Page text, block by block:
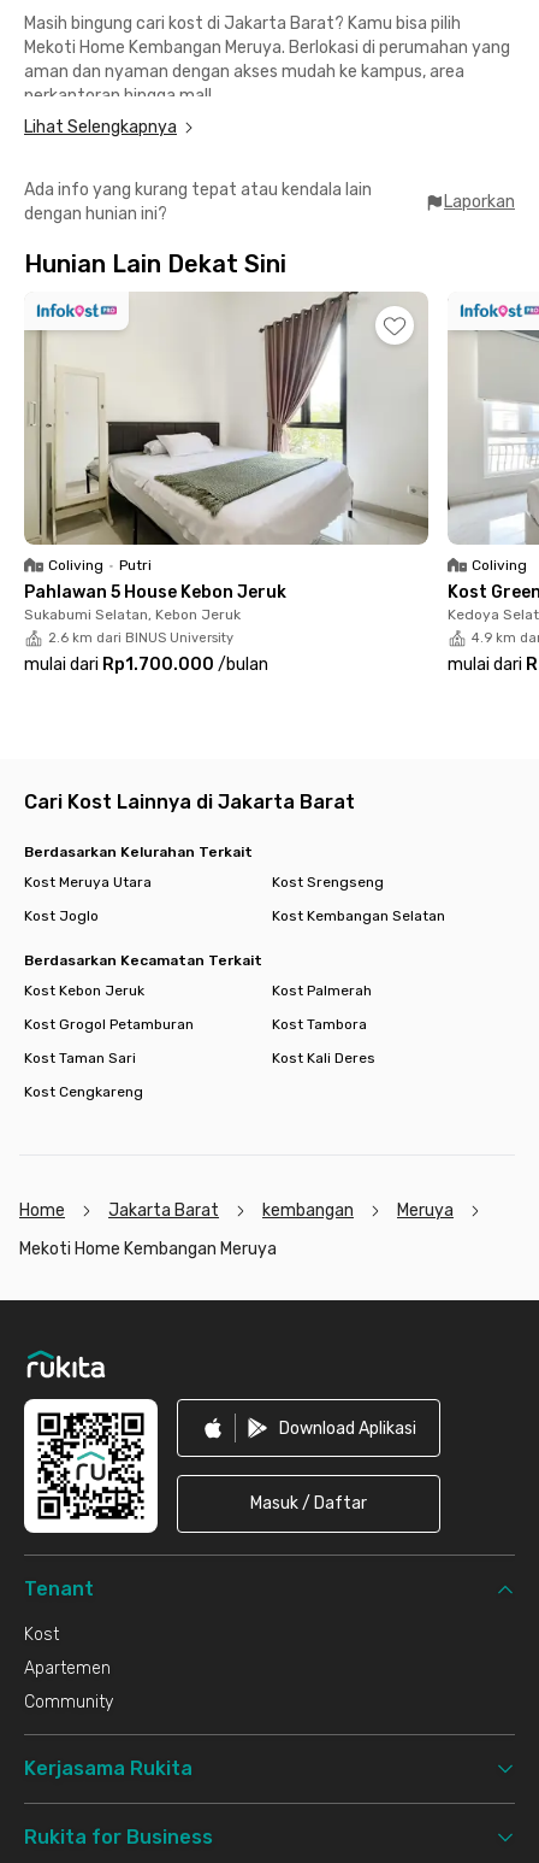
Masih bingung cari kost di Jakarta Barat? Kamu bisa pilih
Mekoti Home Kembangan Meruya. Berlokasi di perumahan yang
aman dan nyaman dengan akses mudah ke kampus, area
perkantoran hingga mall.
Mekoti Home Kembangan Meruya hanya berjarak 17 menit
Lippo Mall Puri, dan 16 menit ke RS Mandaya Royal Puri.
AC, WiFi, dan kamar mandi dalam. Tersedia pula dapur bersama
hingga area komunal nyaman untuk sekadar berkumpul dengan
teman. Membawa kendaraan pribadi tidak perlu khawatir
karena area parkir kost Jakbar ini sudah dilengkapi CCTV.
Tunggu apa lagi!
Yuk, lakukan visit sebelum booking supaya
kamu makin yakin!
Segera sewa tempat tinggalmu melalui
aplikasi Rukita.
Lihat Selengkapnya
Ada info yang kurang tepat atau kendala lain
dengan hunian ini?
Laporkan
Hunian Lain Dekat Sini
Coliving • Putri
Pahlawan 5 House Kebon Jeruk
Sukabumi Selatan, Kebon Jeruk
2.6 km dari BINUS University
mulai dari Rp1.700.000 /bulan
Coliving
Kost
Kedoya
4.9 km
mulai dari
Cari Kost Lainnya di Jakarta Barat
Berdasarkan Kelurahan Terkait
Kost Meruya Utara
Kost Srengseng
Kost Joglo
Kost Kembangan Selatan
Berdasarkan Kecamatan Terkait
Kost Kebon Jeruk
Kost Palmerah
Kost Grogol Petamburan
Kost Tambora
Kost Taman Sari
Kost Kali Deres
Kost Cengkareng
Home Jakarta Barat kembangan
Meruya
Mekoti Home Kembangan Meruya
Download Aplikasi
Masuk / Daftar
Tenant
Kost
Apartemen
Community
Kerjasama Rukita
Rukita for Business